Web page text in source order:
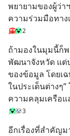
พยายามของผู้ว่า
ความร่วมมือทาง
2
ถ้ามองในมุมนี้ก็พ
พัฒนาจังหวัด แต่
ของข้อมูล โดยเ
ในประเด็นต่างๆ
ความคลุมเครือ
3
อีกเรื่องที่สำคัญ